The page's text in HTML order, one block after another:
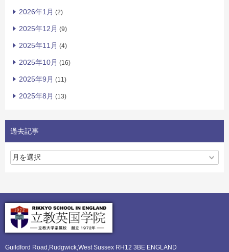
2026年1月 (2)
2025年12月 (9)
2025年11月 (4)
2025年10月 (16)
2025年9月 (11)
2025年8月 (13)
過去記事
Guildford Road,Rudgwick,West Sussex RH12 3BE ENGLAND